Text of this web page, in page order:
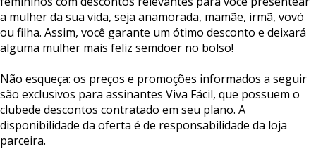
a mulherda sua vida, seja anamorada, mamãe, irmã, vovó
ou filha. Assim, você garante um ótimo desconto e deixará
alguma mulher mais feliz semdoer no bolso!
Não esqueça: os preços e promoções informados a seguir
são exclusivos para assinantes Viva Fácil, que possuem o
clubede descontos contratado em seu plano. A
disponibilidade da oferta é de responsabilidade da loja
parceira.